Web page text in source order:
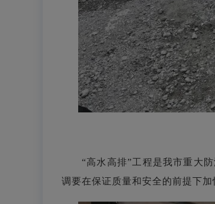
“高水高排”工程是我市重大
调要在保证质量和安全的前提下